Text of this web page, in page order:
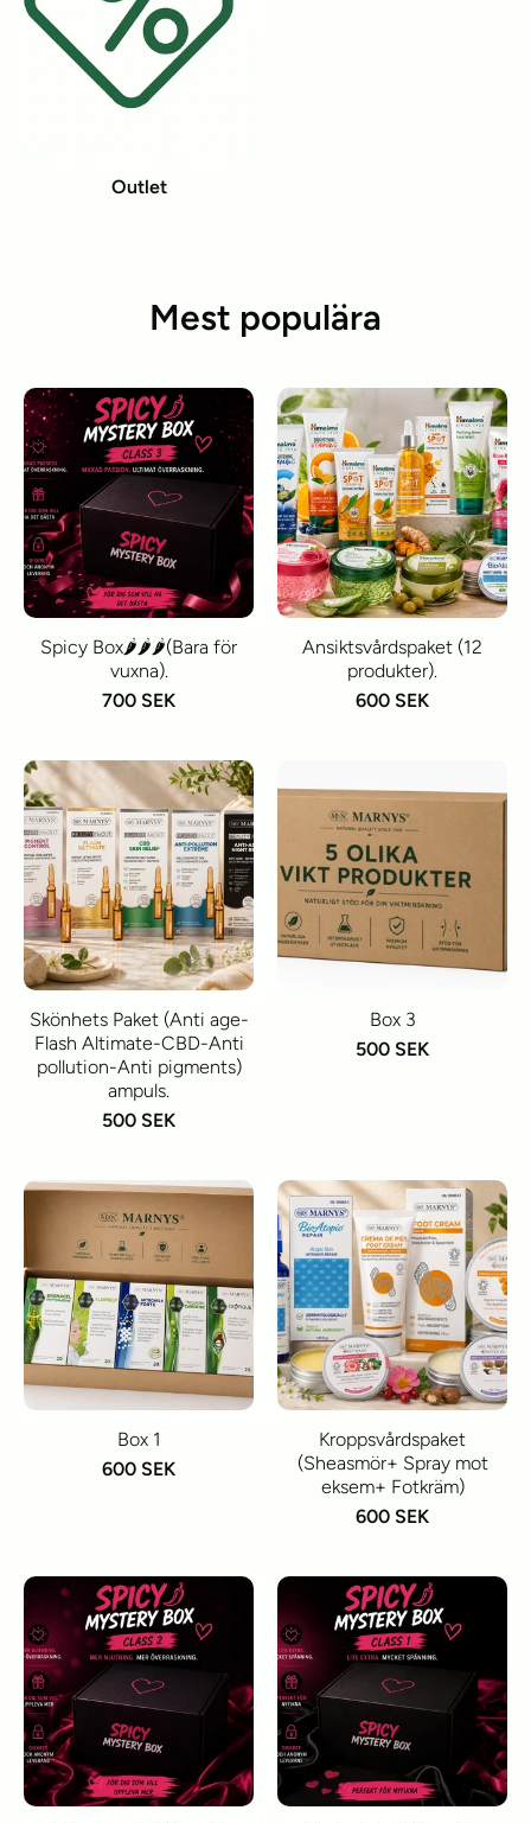
Outlet
Mest populära
Spicy Box🌶️🌶️🌶️(Bara för
vuxna).
700 SEK
Ansiktsvårdspaket (12
produkter).
600 SEK
Skönhets Paket (Anti age-
Flash Altimate-CBD-Anti
pollution-Anti pigments)
ampuls.
500 SEK
Box 3
500 SEK
Box 1
600 SEK
Kroppsvårdspaket
(Sheasmör+ Spray mot
eksem+ Fotkräm)
600 SEK